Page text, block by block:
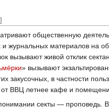
]
общественную
и журнальных материалов на
вызывают живой отклик
» вызывают
закусочных, в частности
от ВВЦ летнее кафе и
секты — проповедь. В